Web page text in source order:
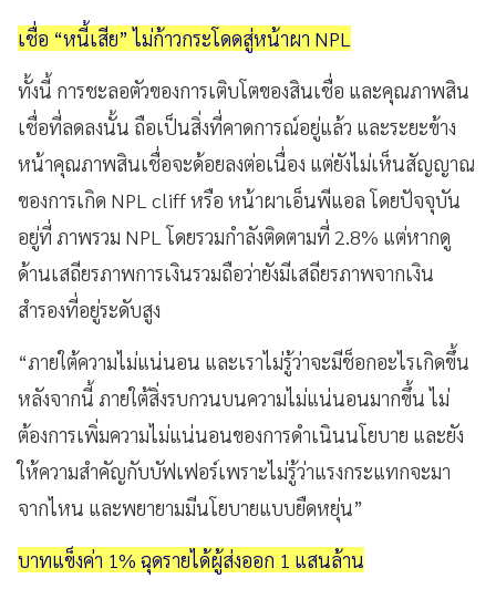
เชื่อ “หนี้เสีย” ไม่ก้าวกระโดดสู่หน้าผา NPL
ทั้งนี้ การชะลอตัวของการเติบโตของสินเชื่อ และคุณภาพสิน
เชื่อที่ลดลงนั้น ถือเป็นสิ่งที่คาดการณ์อยู่แล้ว และระยะข้าง
หน้าคุณภาพสินเชื่อจะด้อยลงต่อเนื่อง แต่ยังไม่เห็นสัญญาณ
ของการเกิด NPL cliff หรือ หน้าผาเอ็นพีแอล โดยปัจจุบัน
อยู่ที่ ภาพรวม NPL โดยรวมกำลังติดตามที่ 2.8% แต่หากดู
ด้านเสถียรภาพการเงินรวมถือว่ายังมีเสถียรภาพจากเงิน
สำรองที่อยู่ระดับสูง
“ภายใต้ความไม่แน่นอน และเราไม่รู้ว่าจะมีช็อกอะไรเกิดขึ้น
หลังจากนี้ ภายใต้สิ่งรบกวนบนความไม่แน่นอนมากขึ้น ไม่
ต้องการเพิ่มความไม่แน่นอนของการดำเนินนโยบาย และยัง
ให้ความสำคัญกับบัฟเฟอร์เพราะไม่รู้ว่าแรงกระแทกจะมา
จากไหน และพยายามมีนโยบายแบบยืดหยุ่น”
บาทแข็งค่า 1% ฉุดรายได้ผู้ส่งออก 1 แสนล้าน